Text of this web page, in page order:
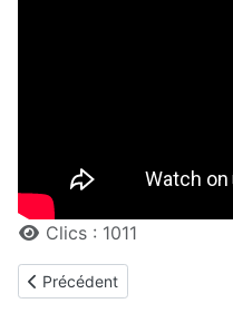
DétailsClics : 1011
Article précédent : Voyage
Précédent